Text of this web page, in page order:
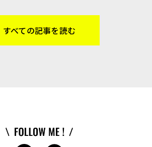
すべての記事を読む